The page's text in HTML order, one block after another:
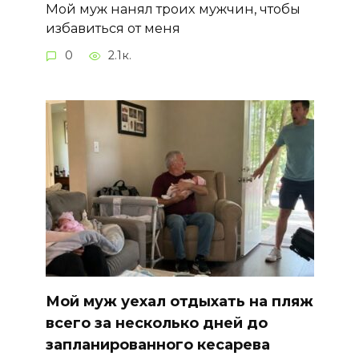
Мой муж нанял троих мужчин, чтобы
избавиться от меня
0 2.1к.
Мой муж уехал отдыхать на пляж
всего за несколько дней до
запланированного кесарева